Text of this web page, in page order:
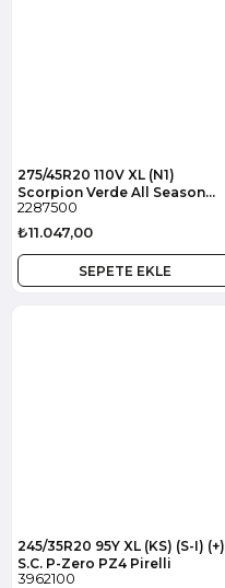
275/45R20 110V XL (N1)
Scorpion Verde All Season
Pirelli
2287500
₺11.047,00
SEPETE EKLE
245/35R20 95Y XL (KS) (S-I) (+)
S.C. P-Zero PZ4 Pirelli
3962100